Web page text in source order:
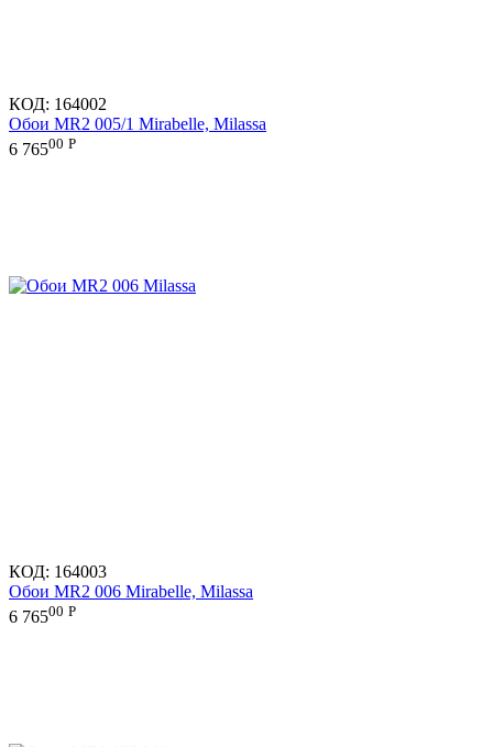
КОД: 164002
Обои MR2 005/1 Mirabelle, Milassa
6 76500 Р
КОД: 164003
Обои MR2 006 Mirabelle, Milassa
6 76500 Р